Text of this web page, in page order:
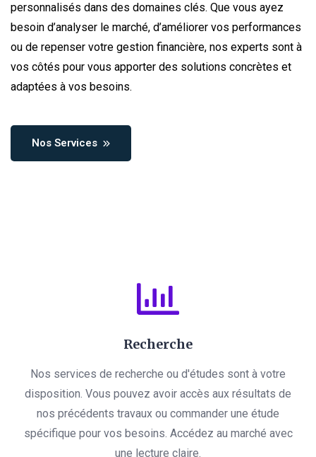
personnalisés dans des domaines clés. Que vous ayez
besoin d’analyser le marché, d’améliorer vos performances
ou de repenser votre gestion financière, nos experts sont à
vos côtés pour vous apporter des solutions concrètes et
adaptées à vos besoins.
Nos Services
Recherche
Nos services de recherche ou d'études sont à votre
disposition. Vous pouvez avoir accès aux résultats de
nos précédents travaux ou commander une étude
spécifique pour vos besoins. Accédez au marché avec
une lecture claire.